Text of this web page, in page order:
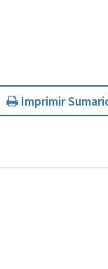
Imprimir